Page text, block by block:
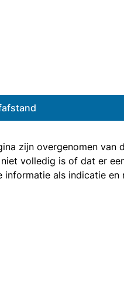
zijn overgenomen van
volledig is of dat er
informatie als indicatie